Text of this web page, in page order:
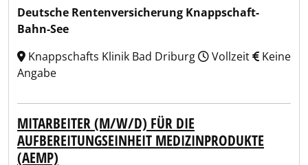
Deutsche Rentenversicherung Knappschaft-
Bahn-See
Knappschafts Klinik Bad Driburg
Vollzeit
Keine
Angabe
MITARBEITER (M/W/D) FÜR DIE
AUFBEREITUNGSEINHEIT MEDIZINPRODUKTE
(AEMP)